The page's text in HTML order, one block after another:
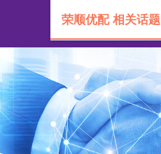
荣顺优配 相关话题